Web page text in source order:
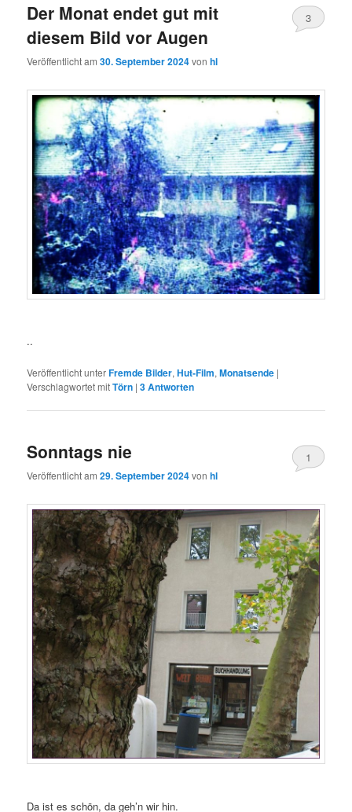
Der Monat endet gut mit
diesem Bild vor Augen
Veröffentlicht am30. September 2024vonhl
3
..
Veröffentlicht unterFremde Bilder,Hut-Film,Monatsende |
Verschlagwortet mitTörn |3Antworten
Sonntags nie
Veröffentlicht am29. September 2024vonhl
1
Da ist es schön, da geh’n wir hin.